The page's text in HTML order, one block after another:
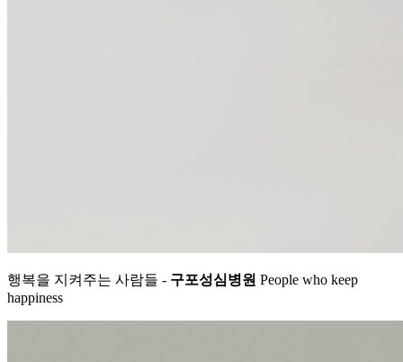
행복을 지켜주는 사람들 - 구포성심병원 People who keep
happiness